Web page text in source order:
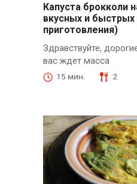
Капуста брокколи
вкусных и быстрых
приготовления)
Здравствуйте,
вас ждет масса
15 мин. 2